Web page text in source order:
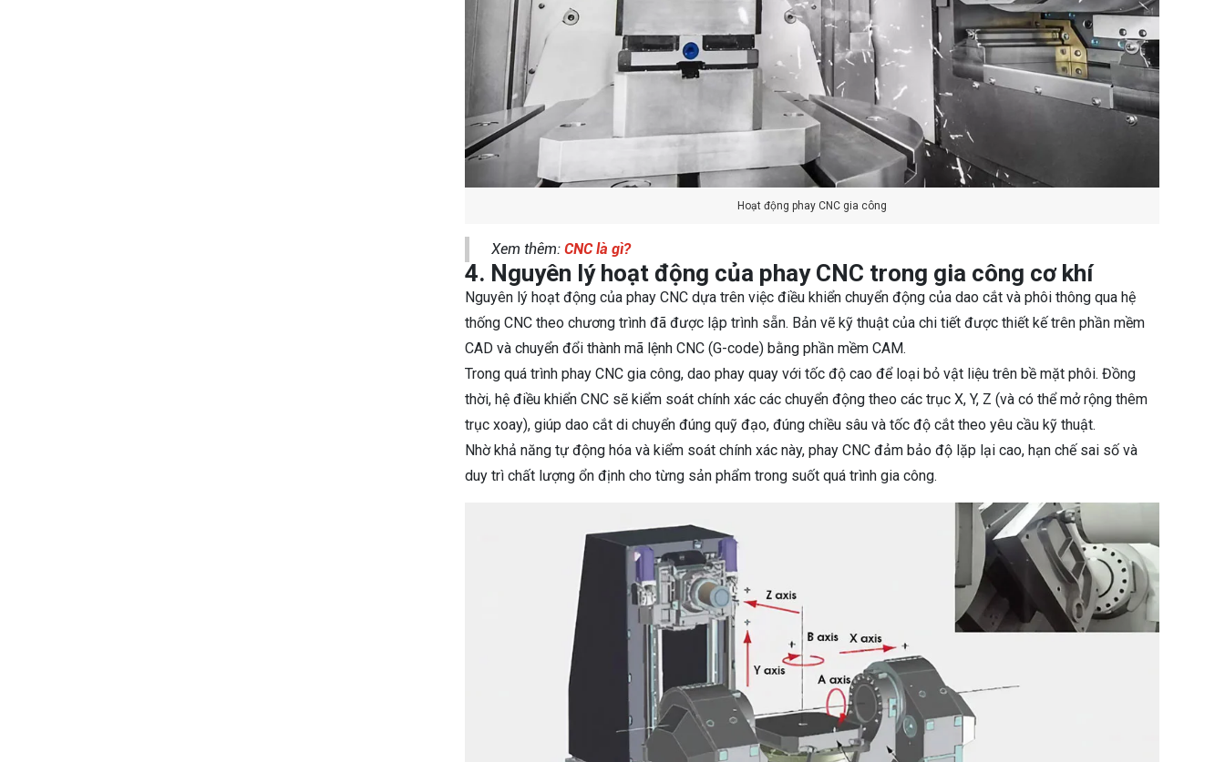
Hoạt động phay CNC gia công
Xem thêm: CNC là gì?
4. Nguyên lý hoạt động của phay CNC trong gia công cơ khí
Nguyên lý hoạt động của phay CNC dựa trên việc điều khiển chuyển động của dao cắt và phôi thông qua hệ
thống CNC theo chương trình đã được lập trình sẵn. Bản vẽ kỹ thuật của chi tiết được thiết kế trên phần mềm
CAD và chuyển đổi thành mã lệnh CNC (G-code) bằng phần mềm CAM.
Trong quá trình phay CNC gia công, dao phay quay với tốc độ cao để loại bỏ vật liệu trên bề mặt phôi. Đồng
thời, hệ điều khiển CNC sẽ kiểm soát chính xác các chuyển động theo các trục X, Y, Z (và có thể mở rộng thêm
trục xoay), giúp dao cắt di chuyển đúng quỹ đạo, đúng chiều sâu và tốc độ cắt theo yêu cầu kỹ thuật.
Nhờ khả năng tự động hóa và kiểm soát chính xác này, phay CNC đảm bảo độ lặp lại cao, hạn chế sai số và
duy trì chất lượng ổn định cho từng sản phẩm trong suốt quá trình gia công.